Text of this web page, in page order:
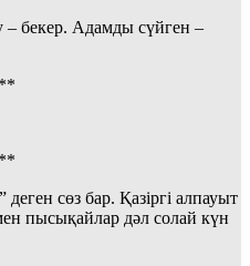
– бекер. Адамды сүйген –
деген сөз бар. Қазіргі алпауыт
пысықайлар дәл солай күн